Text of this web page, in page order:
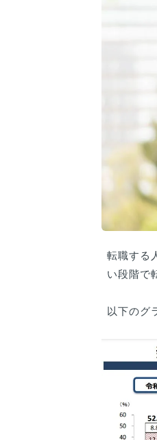
転職する
い段階で
以下のグ